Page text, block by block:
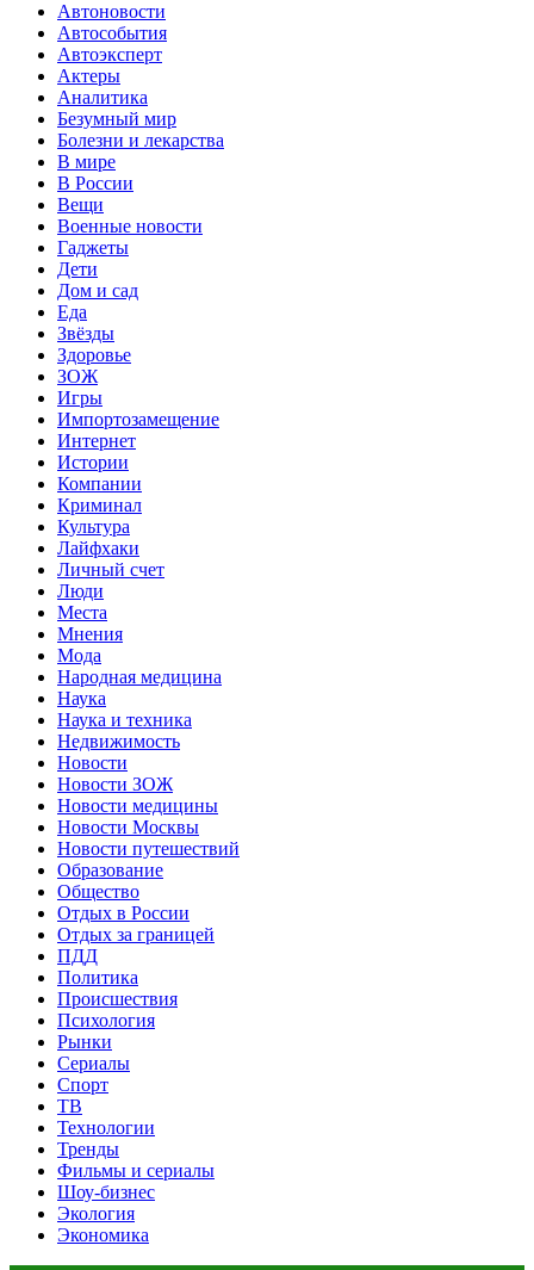
Автоновости
Автособытия
Автоэксперт
Актеры
Аналитика
Безумный мир
Болезни и лекарства
В мире
В России
Вещи
Военные новости
Гаджеты
Дети
Дом и сад
Еда
Звёзды
Здоровье
ЗОЖ
Игры
Импортозамещение
Интернет
Истории
Компании
Криминал
Культура
Лайфхаки
Личный счет
Люди
Места
Мнения
Мода
Народная медицина
Наука
Наука и техника
Недвижимость
Новости
Новости ЗОЖ
Новости медицины
Новости Москвы
Новости путешествий
Образование
Общество
Отдых в России
Отдых за границей
ПДД
Политика
Происшествия
Психология
Рынки
Сериалы
Спорт
ТВ
Технологии
Тренды
Фильмы и сериалы
Шоу-бизнес
Экология
Экономика